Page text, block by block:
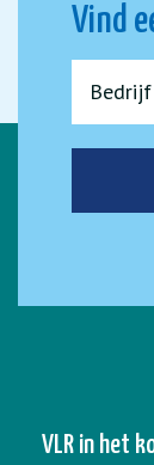
Vind
VLR in het